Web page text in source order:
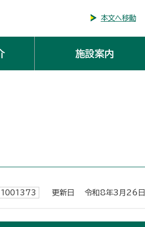
本文へ移動
施設案内
1001373 更新日 令和8年3月26日